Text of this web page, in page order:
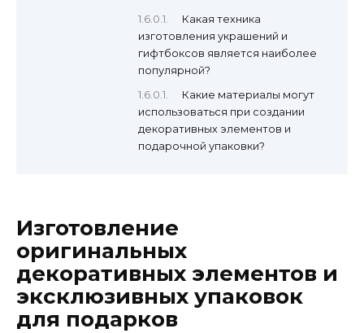
Какая техника
изготовления украшений и
гифтбоксов является наиболее
популярной?
Какие материалы могут
использоваться при создании
декоративных элементов и
подарочной упаковки?
Изготовление
оригинальных
декоративных элементов и
эксклюзивных упаковок
для подарков